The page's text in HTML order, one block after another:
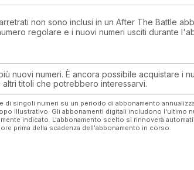
non sono inclusi in un After The Battle
regolare e i nuovi numeri usciti durante
nuovi numeri. È ancora possibile acquistare i
titoli che potrebbero interessarvi.
singoli numeri su un periodo di abbonamento
illustrativo. Gli abbonamenti digitali includono l'ultimo
indicato. L'abbonamento scelto si rinnoverà
prima della scadenza dell'abbonamento in corso.